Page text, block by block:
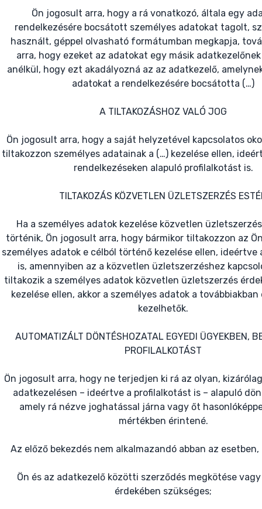
Ön jogosult arra, hogy a rá vonatkozó, általa egy
rendelkezésére bocsátott személyes adatokat tagolt,
használt, géppel olvasható formátumban megkapja,
arra, hogy ezeket az adatokat egy másik
anélkül, hogy ezt akadályozná az az adatkezelő,
adatokat a rendelkezésére bocsátotta (…)
A TILTAKOZÁSHOZ VALÓ JOG
Ön jogosult arra, hogy a saját helyzetével kapcsolatos
tiltakozzon személyes adatainak a (…) kezelése ellen,
rendelkezéseken alapuló profilalkotást is.
TILTAKOZÁS KÖZVETLEN ÜZLETSZERZÉS
Ha a személyes adatok kezelése közvetlen
történik, Ön jogosult arra, hogy bármikor tiltakozzon az
személyes adatok e célból történő kezelése ellen, ideértve
is, amennyiben az a közvetlen üzletszerzéshez
tiltakozik a személyes adatok közvetlen üzletszerzés
kezelése ellen, akkor a személyes adatok a továbbiakban
kezelhetők.
AUTOMATIZÁLT DÖNTÉSHOZATAL EGYEDI ÜGYEKBEN,
PROFILALKOTÁST
Ön jogosult arra, hogy ne terjedjen ki rá az olyan,
adatkezelésen – ideértve a profilalkotást is – alapuló
amely rá nézve joghatással járna vagy őt
mértékben érintené.
Az előző bekezdés nem alkalmazandó abban az
Ön és az adatkezelő közötti szerződés megkötése
érdekében szükséges;